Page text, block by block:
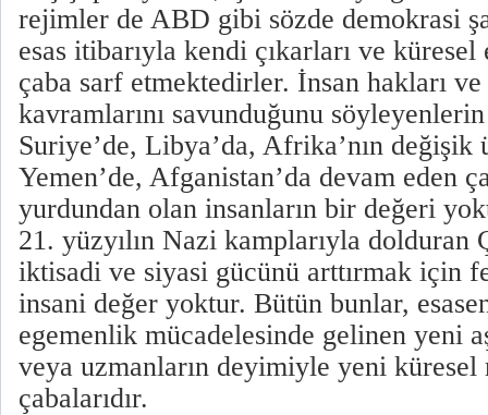
rejimler de ABD gibi sözde demokrasi
esas itibarıyla kendi çıkarları ve
çaba sarf etmektedirler. İnsan hakları
kavramlarını savunduğunu
Suriye’de, Libya’da, Afrika’nın değişik
Yemen’de, Afganistan’da devam eden
yurdundan olan insanların bir değeri
21. yüzyılın Nazi kamplarıyla dolduran
iktisadi ve siyasi gücünü arttırmak için
insani değer yoktur. Bütün bunlar,
egemenlik mücadelesinde gelinen yeni
veya uzmanların deyimiyle yeni
çabalarıdır.